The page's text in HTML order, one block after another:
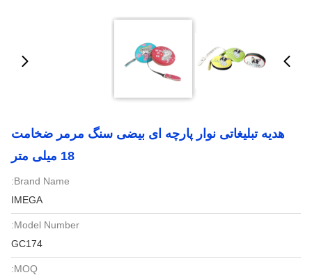
هدیه تبلیغاتی نوار پارچه ای بیضی سنگ مرمر ضخامت
18 میلی متر
Brand Name:
IMEGA
Model Number:
GC174
MOQ: